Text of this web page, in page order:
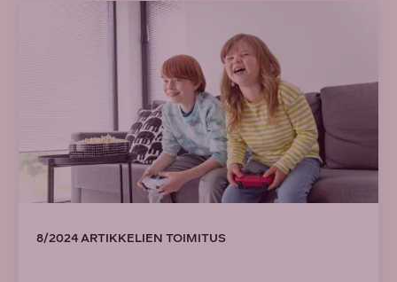
8/2024 ARTIKKELIEN TOIMITUS